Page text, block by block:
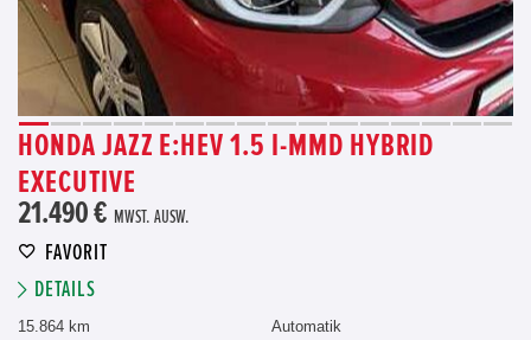
HONDA JAZZ E:HEV 1.5 I-MMD HYBRID
EXECUTIVE
21.490 € MWST. AUSW.
FAVORIT
DETAILS
15.864 km
Automatik